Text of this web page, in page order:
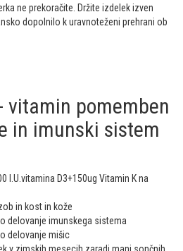
ne prekoračite. Držite izdelek izven
dopolnilo k uravnoteženi prehrani ob
vitamin pomemben
in imunski sistem
I.U.vitamina D3+150ug Vitamin K na
in kost in kože
delovanje imunskega sistema
delovanje mišic